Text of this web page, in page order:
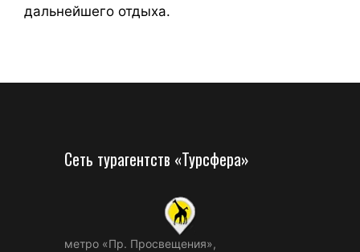
дальнейшего отдыха.
Сеть турагентств «Турсфера»
метро «Пр. Просвещения»,